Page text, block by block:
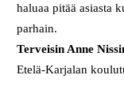
haluaa pitää asiasta
parhain.
Terveisin Anne
Etelä-Karjalan